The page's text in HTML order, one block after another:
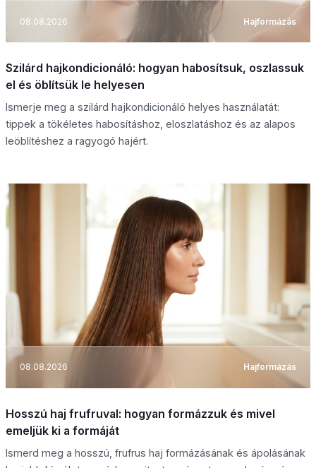
08.08.2026 Hajformázás
Szilárd hajkondicionáló: hogyan habosítsuk, oszlassuk
el és öblítsük le helyesen
Ismerje meg a szilárd hajkondicionáló helyes használatát:
tippek a tökéletes habosításhoz, eloszlatáshoz és az alapos
leöblítéshez a ragyogó hajért.
08.08.2026 Hajformázás
Hosszú haj frufruval: hogyan formázzuk és mivel
emeljük ki a formáját
Ismerd meg a hosszú, frufrus haj formázásának és ápolásának